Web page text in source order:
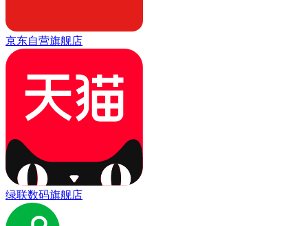
京东自营旗舰店
绿联数码旗舰店